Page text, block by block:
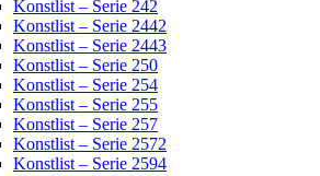
Konstlist – Serie 242
Konstlist – Serie 2442
Konstlist – Serie 2443
Konstlist – Serie 250
Konstlist – Serie 254
Konstlist – Serie 255
Konstlist – Serie 257
Konstlist – Serie 2572
Konstlist – Serie 2594